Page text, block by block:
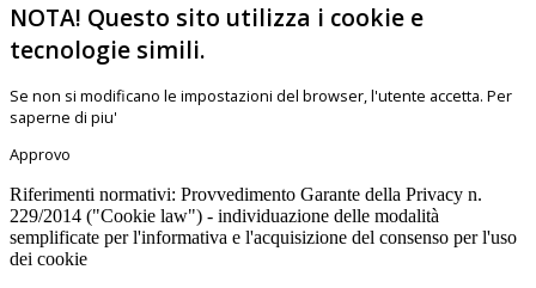
NOTA! Questo sito utilizza i cookie e
tecnologie simili.
Se non si modificano le impostazioni del browser, l'utente accetta. Per
saperne di piu'
Approvo
Riferimenti normativi: Provvedimento Garante della Privacy n.
229/2014 ("Cookie law") - individuazione delle modalità
semplificate per l'informativa e l'acquisizione del consenso per l'uso
dei cookie